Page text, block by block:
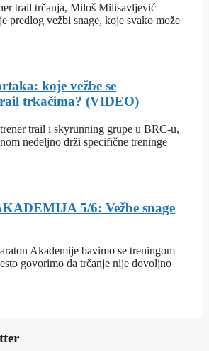
trail trčanja, Miloš Milisavljević –
predlog vežbi snage, koje svako može
koje vežbe se
trkačima? (VIDEO)
trail i skyrunning grupe u BRC-u,
nedeljno drži specifične treninge
5/6: Vežbe snage
Akademije bavimo se treningom
govorimo da trčanje nije dovoljno